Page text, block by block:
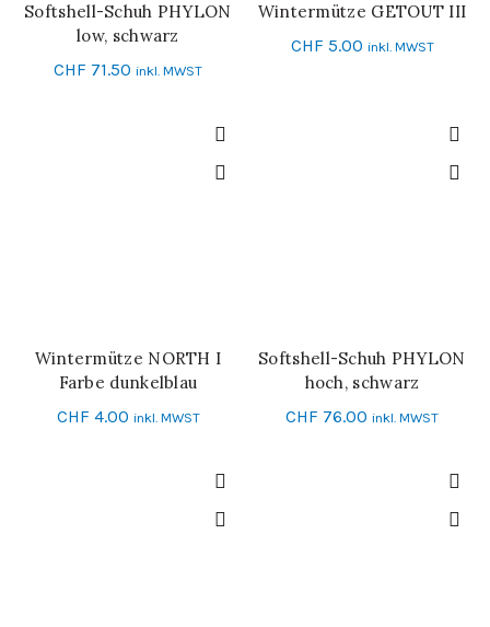
SCHNELL-EINKAUF
Softshell-Schuh PHYLON
low, schwarz
CHF 71.50 inkl. MWST
IN DEN WARENKORB
Wintermütze GETOUT III
CHF 5.00 inkl. MWST
IN DEN WARENKORB
Wintermütze NORTH I
Farbe dunkelblau
CHF 4.00 inkl. MWST
SCHNELL-EINKAUF
Softshell-Schuh PHYLON
hoch, schwarz
CHF 76.00 inkl. MWST